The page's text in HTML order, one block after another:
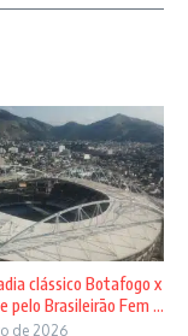
clássico Botafogo x
pelo Brasileirão Fem ...
de 2026